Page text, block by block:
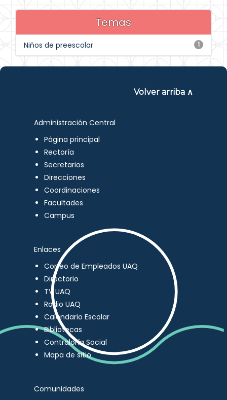
Temas
1
Niños de preescolar
Volver arriba ∧
Administración Central
Página principal
Rectoría
Secretarios
Direcciones
Coordinaciones
Facultades
Campus
Enlaces
Correo de Empleados UAQ
Directorio
TV UAQ
Radio UAQ
Calendario Escolar
Bibliotecas
Contraloría Social
Mapa de sitio
Comunidades